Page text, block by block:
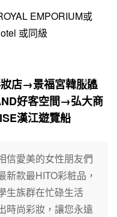
EMPORIUM或
或同級
店→景福宮韓服體
好客空間→弘大商
漢江遊覽船
信愛美的女性朋友們
新款最HITO彩粧品，
生族群在忙碌生活
時尚彩妝，讓您永遠
1/1